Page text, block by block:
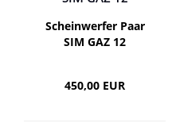
Scheinwerfer Paar
SIM GAZ 12
450,00 EUR